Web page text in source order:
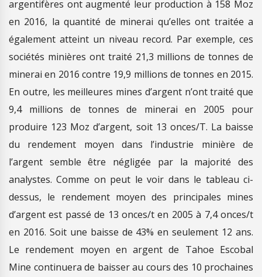
argentifères ont augmenté leur production à 158 Moz
en 2016, la quantité de minerai qu’elles ont traitée a
également atteint un niveau record. Par exemple, ces
sociétés minières ont traité 21,3 millions de tonnes de
minerai en 2016 contre 19,9 millions de tonnes en 2015.
En outre, les meilleures mines d’argent n’ont traité que
9,4 millions de tonnes de minerai en 2005 pour
produire 123 Moz d’argent, soit 13 onces/T. La baisse
du rendement moyen dans l’industrie minière de
l’argent semble être négligée par la majorité des
analystes. Comme on peut le voir dans le tableau ci-
dessus, le rendement moyen des principales mines
d’argent est passé de 13 onces/t en 2005 à 7,4 onces/t
en 2016. Soit une baisse de 43% en seulement 12 ans.
Le rendement moyen en argent de Tahoe Escobal
Mine continuera de baisser au cours des 10 prochaines